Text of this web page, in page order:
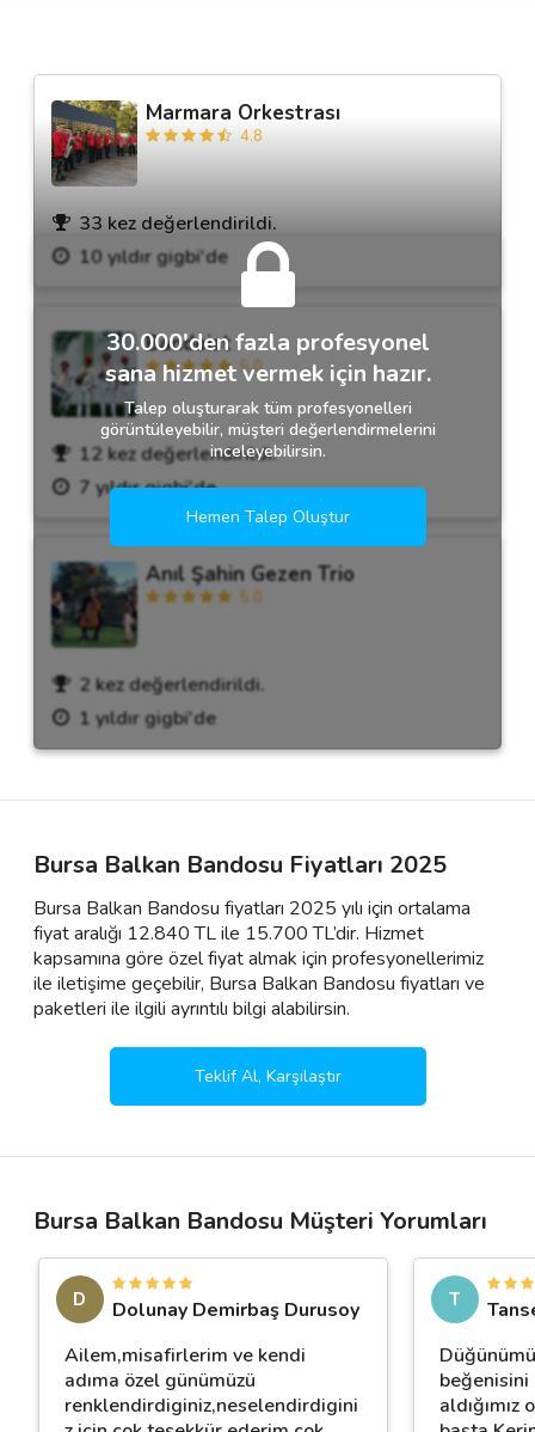
Marmara Orkestrası
4.8
33 kez değerlendirildi.
10 yıldır gigbi'de
Bandoist
5.0
12 kez değerlendirildi.
7 yıldır gigbi'de
Anıl Şahin Gezen Trio
5.0
2 kez değerlendirildi.
1 yıldır gigbi'de
30.000'den fazla profesyonel
sana hizmet vermek için hazır.
Talep oluşturarak tüm profesyonelleri
görüntüleyebilir, müşteri değerlendirmelerini
inceleyebilirsin.
Hemen Talep Oluştur
Bursa Balkan Bandosu Fiyatları 2025
Bursa Balkan Bandosu fiyatları 2025 yılı için ortalama
fiyat aralığı 12.840 TL ile 15.700 TL’dir. Hizmet
kapsamına göre özel fiyat almak için profesyonellerimiz
ile iletişime geçebilir, Bursa Balkan Bandosu fiyatları ve
paketleri ile ilgili ayrıntılı bilgi alabilirsin.
Teklif Al, Karşılaştır
Bursa Balkan Bandosu Müşteri Yorumları
D
Dolunay Demirbaş Durusoy
Ailem,misafirlerim ve kendi
adıma özel günümüzü
renklendirdiginiz,neselendirdigini
T
beğenisini